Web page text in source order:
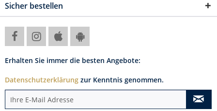
Sicher bestellen
Erhalten Sie immer die besten Angebote:
Datenschutzerklärung zur Kenntnis genommen.